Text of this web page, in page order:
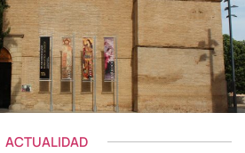
ACTUALIDAD